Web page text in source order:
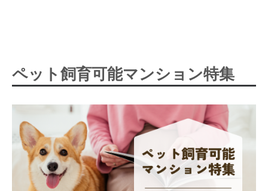
ペット飼育可能マンション特集